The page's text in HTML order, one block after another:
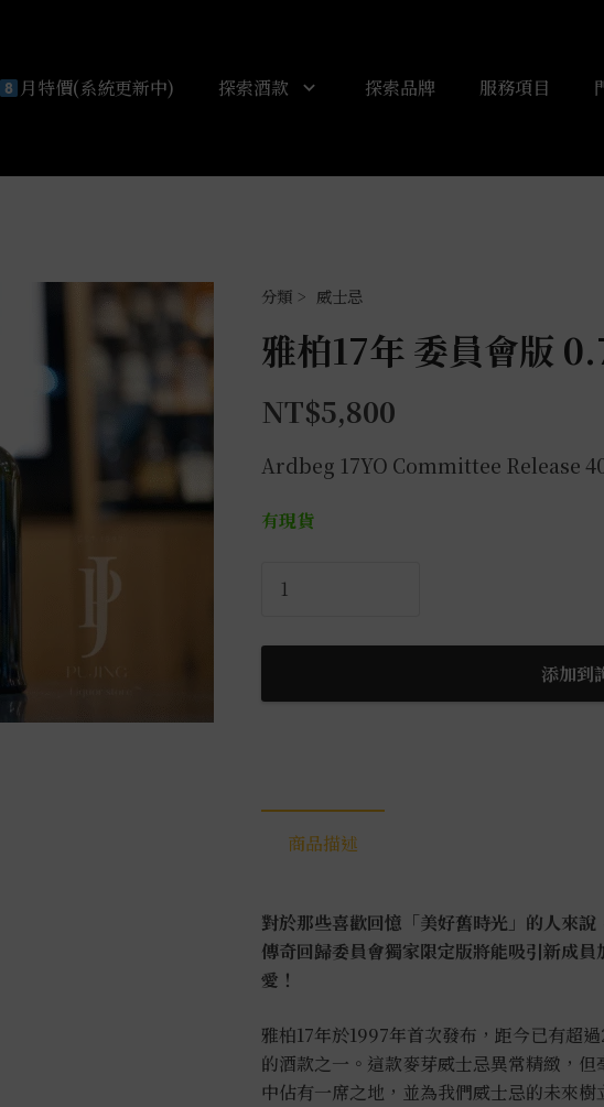
月特價(系統更新中) 探索酒款 探索品牌 服務項目
威士忌
雅柏17年 委員會版
NT$5,800
Ardbeg 17YO Committee Release
有現貨
0.7L
添加到
商品描述
對於那些喜歡回憶「美好舊時光」的人來
傳奇回歸委員會獨家限定版將能吸引新成
愛！
雅柏17年於1997年首次發布，距今已有超
的酒款之一。這款麥芽威士忌異常精緻，
中佔有一席之地，並為我們威士忌的未來樹